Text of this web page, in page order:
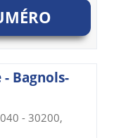
Bagnols-
- 30200,